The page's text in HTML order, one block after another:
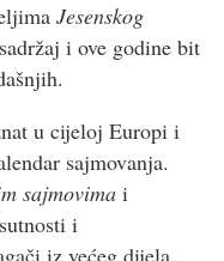
Jesenskog
i ove godine bit
u cijeloj Europi i
sajmovanja.
sajmovima i
i
iz većeg dijela